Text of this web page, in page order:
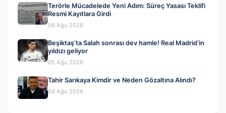
Terörle Mücadelede Yeni Adım: Süreç Yasası Teklifi
Resmi Kayıtlara Girdi
06 Ağu 2026
Beşiktaş’ta Salah sonrası dev hamle! Real Madrid’in
yıldızı geliyor
05 Ağu 2026
Tahir Sarıkaya Kimdir ve Neden Gözaltına Alındı?
04 Ağu 2026